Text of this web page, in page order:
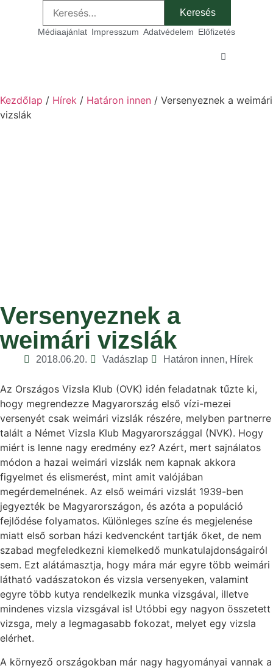
Médiaajánlat Impresszum Adatvédelem Előfizetés
Kezdőlap / Hírek / Határon innen / Versenyeznek a weimári
vizslák
Versenyeznek a
weimári vizslák
2018.06.20. Vadászlap Határon innen, Hírek
Az Országos Vizsla Klub (OVK) idén feladatnak tűzte ki,
hogy megrendezze Magyarország első vízi-mezei
versenyét csak weimári vizslák részére, melyben partnerre
talált a Német Vizsla Klub Magyarországgal (NVK). Hogy
miért is lenne nagy eredmény ez? Azért, mert sajnálatos
módon a hazai weimári vizslák nem kapnak akkora
figyelmet és elismerést, mint amit valójában
megérdemelnének. Az első weimári vizslát 1939-ben
jegyezték be Magyarországon, és azóta a populáció
fejlődése folyamatos. Különleges színe és megjelenése
miatt első sorban házi kedvencként tartják őket, de nem
szabad megfeledkezni kiemelkedő munkatulajdonságairól
sem. Ezt alátámasztja, hogy mára már egyre több weimári
látható vadászatokon és vizsla versenyeken, valamint
egyre több kutya rendelkezik munka vizsgával, illetve
mindenes vizsla vizsgával is! Utóbbi egy nagyon összetett
vizsga, mely a legmagasabb fokozat, melyet egy vizsla
elérhet.
A környező országokban már nagy hagyományai vannak a